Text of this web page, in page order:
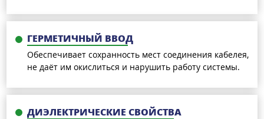
ГЕРМЕТИЧНЫЙ ВВОД
Обеспечивает сохранность мест соединения кабелея,
не даёт им окислиться и нарушить работу системы.
ДИЭЛЕКТРИЧЕСКИЕ СВОЙСТВА